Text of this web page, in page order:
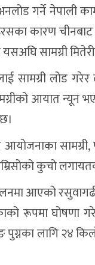
गर्ने नेपाली
कारण
सामग्री
सामग्री
आयात
आयोजनाका
कुचो
आएको
रूपमा
लागि २४